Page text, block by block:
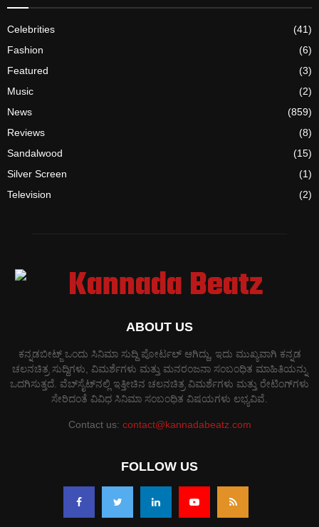
Celebrities
(41)
Fashion
(6)
Featured
(3)
Music
(2)
News
(859)
Reviews
(8)
Sandalwood
(15)
Silver Screen
(1)
Television
(2)
ABOUT US
ಕನ್ನಡಬೀಟ್ಜ್ ಒಂದು ಸಿನಿಮಾ ಸುದ್ದಿ ಪೋರ್ಟಲ್ ಆಗಿದ್ದು, ಇದು ಮುಖ್ಯವಾಗಿ ಕನ್ನಡ
ಚಲನಚಿತ್ರ ಸುದ್ದಿಗಳು, ವಿಮರ್ಶೆಗಳು ಮತ್ತು ಮನರಂಜನಾ ಸಂಬಂಧಿತ ಮಾಹಿತಿಯನ್ನು
ಒದಗಿಸುತ್ತದೆ. ವೆಬ್‌ಸೈಟ್‌ನಲ್ಲಿ ಇತ್ತೀಚಿನ ಚಲನಚಿತ್ರ ವಿಮರ್ಶೆಗಳು ಮತ್ತು ರೇಟಿಂಗ್‌ಗಳು
ಸೇರಿದಂತೆ ವಿವಿಧ ಸಿನಿಮಾ ಸಂಬಂಧಿತ ವಿಷಯಗಳು ಲಭ್ಯವಿವೆ.
Contact us: contact@kannadabeatz.com
FOLLOW US